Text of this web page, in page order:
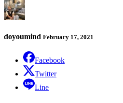
doyoumind February 17, 2021
Facebook
Twitter
Line